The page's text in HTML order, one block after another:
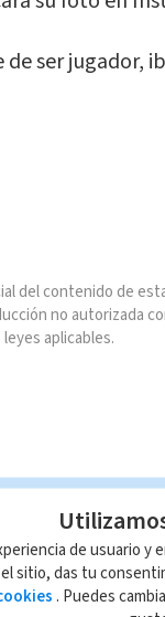
ser jugador,
del contenido de
no autorizada
aplicables.
de usuario y
sitio, das tu
. Puedes